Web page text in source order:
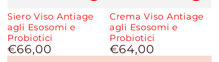
Siero Viso Antiage
agli Esosomi e
Probiotici
Prezzo
regolare
€66,00
Crema Viso Antiage
agli Esosomi e
Probiotici
Prezzo
regolare
€64,00